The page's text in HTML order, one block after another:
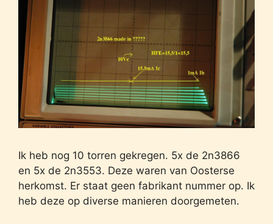
Ik heb nog 10 torren gekregen. 5x de 2n3866
en 5x de 2n3553. Deze waren van Oosterse
herkomst. Er staat geen fabrikant nummer op. Ik
heb deze op diverse manieren doorgemeten.